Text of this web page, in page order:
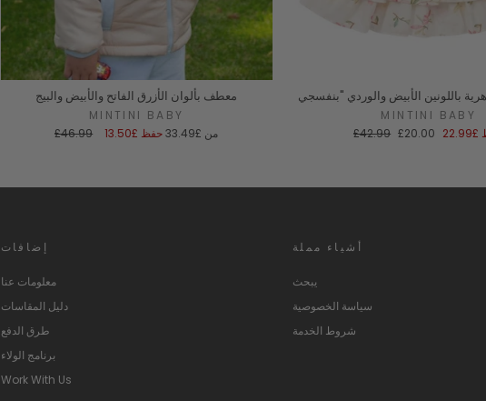
معطف بألوان الأزرق الفاتح والأبيض والبيج
MINTINI BABY
السعر
£46.99
سعر
من £33.49 حفظ £13.50
MINTINI BABY
السعر
£42.99 سعر
£20.00 £22.99
إضافات
معلومات عنا
دليل المقاسات
طرق الدفع
برنامج الولاء
Work With Us
أشياء مملة
يبحث
سياسة الخصوصية
شروط الخدمة